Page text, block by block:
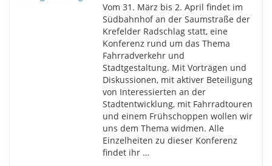
Vom 31. März bis 2. April findet im
Südbahnhof an der Saumstraße der
Krefelder Radschlag statt, eine
Konferenz rund um das Thema
Fahrradverkehr und
Stadtgestaltung. Mit Vorträgen und
Diskussionen, mit aktiver Beteiligung
von Interessierten an der
Stadtentwicklung, mit Fahrradtouren
und einem Frühschoppen wollen wir
uns dem Thema widmen. Alle
Einzelheiten zu dieser Konferenz
findet ihr …